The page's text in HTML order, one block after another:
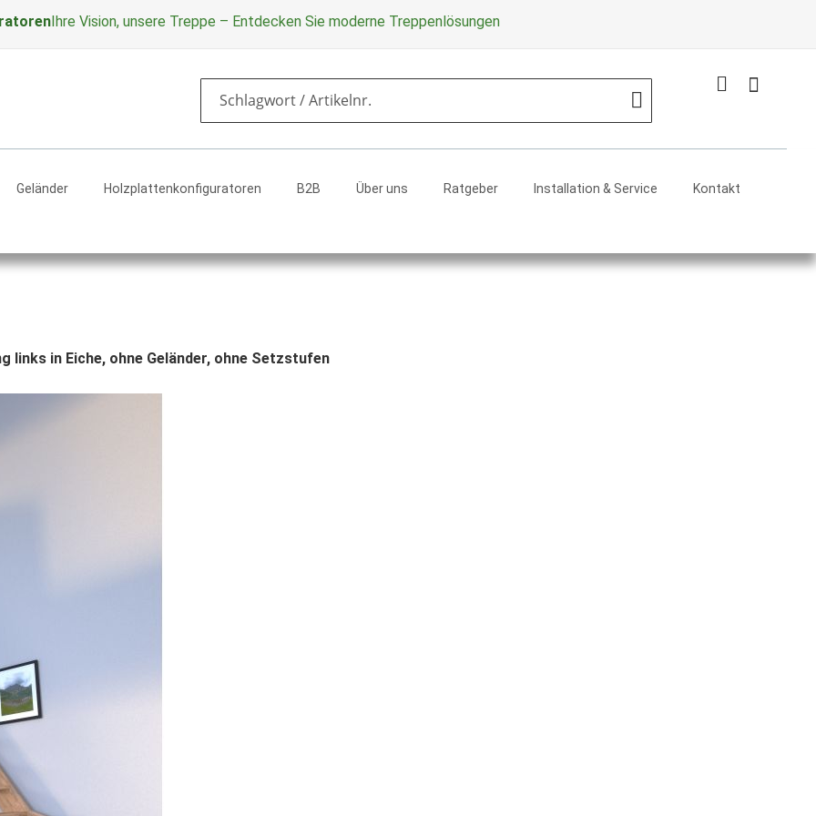
Ihre Vision, unsere Treppe – Entdecken Sie moderne Treppenlösungen
Mein
Geländer Holzplattenkonfiguratoren B2B Über uns Ratgeber Installation & Service Kontakt
links in Eiche, ohne Geländer, ohne Setzstufen